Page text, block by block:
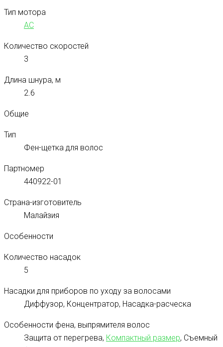
Тип мотора
AC
Количество скоростей
3
Длина шнура, м
2.6
Общие
Тип
Фен-щетка для волос
Партномер
440922-01
Страна-изготовитель
Малайзия
Особенности
Количество насадок
5
Насадки для приборов по уходу за волосами
Диффузор, Концентратор, Насадка-расческа
Особенности фена, выпрямителя волос
Защита от перегрева, Компактный размер, Съемный